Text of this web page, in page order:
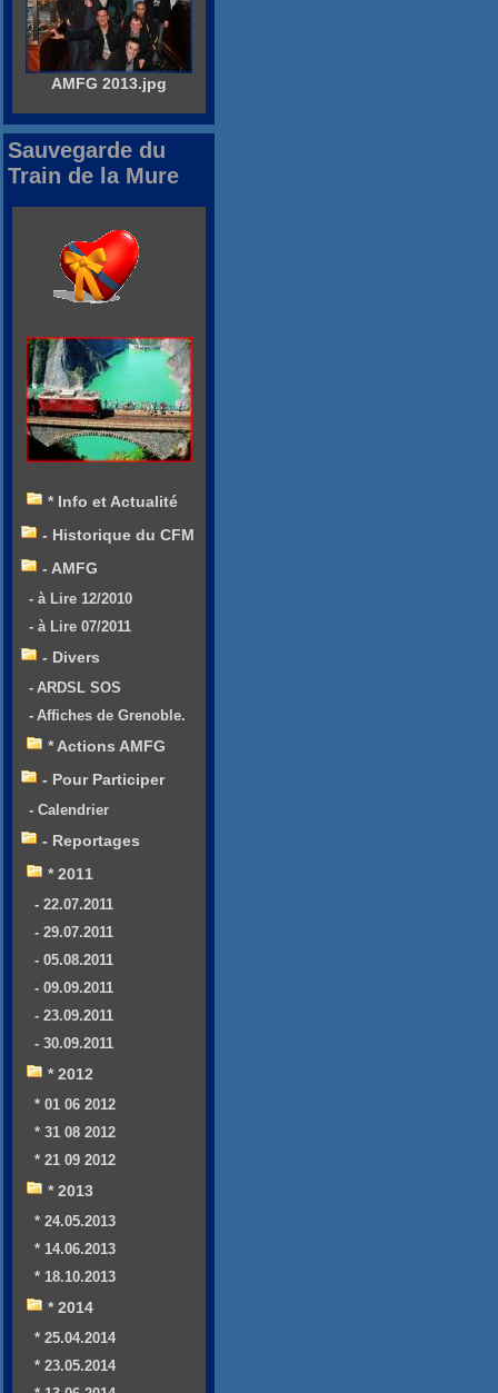
AMFG 2013.jpg
Sauvegarde du
Train de la Mure
* Info et Actualité
- Historique du CFM
- AMFG
- à Lire 12/2010
- à Lire 07/2011
- Divers
- ARDSL SOS
- Affiches de Grenoble.
* Actions AMFG
- Pour Participer
- Calendrier
- Reportages
* 2011
- 22.07.2011
- 29.07.2011
- 05.08.2011
- 09.09.2011
- 23.09.2011
- 30.09.2011
* 2012
* 01 06 2012
* 31 08 2012
* 21 09 2012
* 2013
* 24.05.2013
* 14.06.2013
* 18.10.2013
* 2014
* 25.04.2014
* 23.05.2014